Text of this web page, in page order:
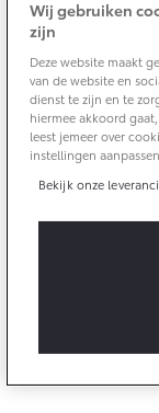
Yaris Cross
HYBRIDE
Onderhoud op
APK
Airco check
Vakantiecheck
Toyota
Private Lease
Wat is Private
Bereken je
Private Lease
Zakelijk
Zakelijk
Toyota voor de
Leaserijder
Vraag een
100%
Urban Cruiser
stijlvol. Ideaal
stap je
Wij gebruiken
zijn
Deze website maakt
van de website en
dienst te zijn en te
hiermee akkoord
leest jemeer over
instellingen aanpassen.
Bekijk onze